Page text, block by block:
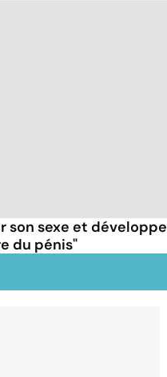
son sexe et
du pénis"